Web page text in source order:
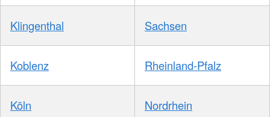
Klingenthal Sachsen
Koblenz Rheinland-Pfalz
Köln Nordrhein